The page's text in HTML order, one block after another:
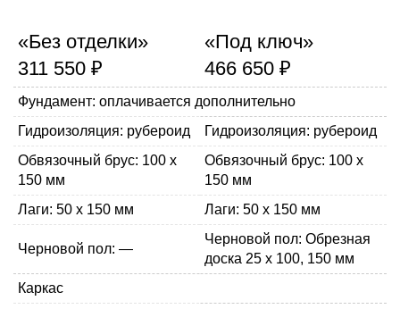
«Без отделки»
311 550 ₽
«Под ключ»
466 650 ₽
Фундамент: оплачивается дополнительно
Гидроизоляция: рубероид
Гидроизоляция: рубероид
Обвязочный брус: 100 х
150 мм
Обвязочный брус: 100 х
150 мм
Лаги: 50 х 150 мм
Лаги: 50 х 150 мм
Черновой пол: —
Черновой пол: Обрезная
доска 25 х 100, 150 мм
Каркас